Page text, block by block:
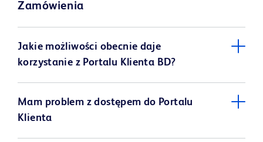
Zamówienia
Jakie możliwości obecnie daje
korzystanie z Portalu Klienta BD?
Mam problem z dostępem do Portalu
Klienta